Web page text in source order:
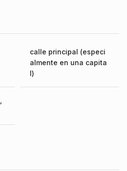
calle principal (especi
almente en una capita
l)